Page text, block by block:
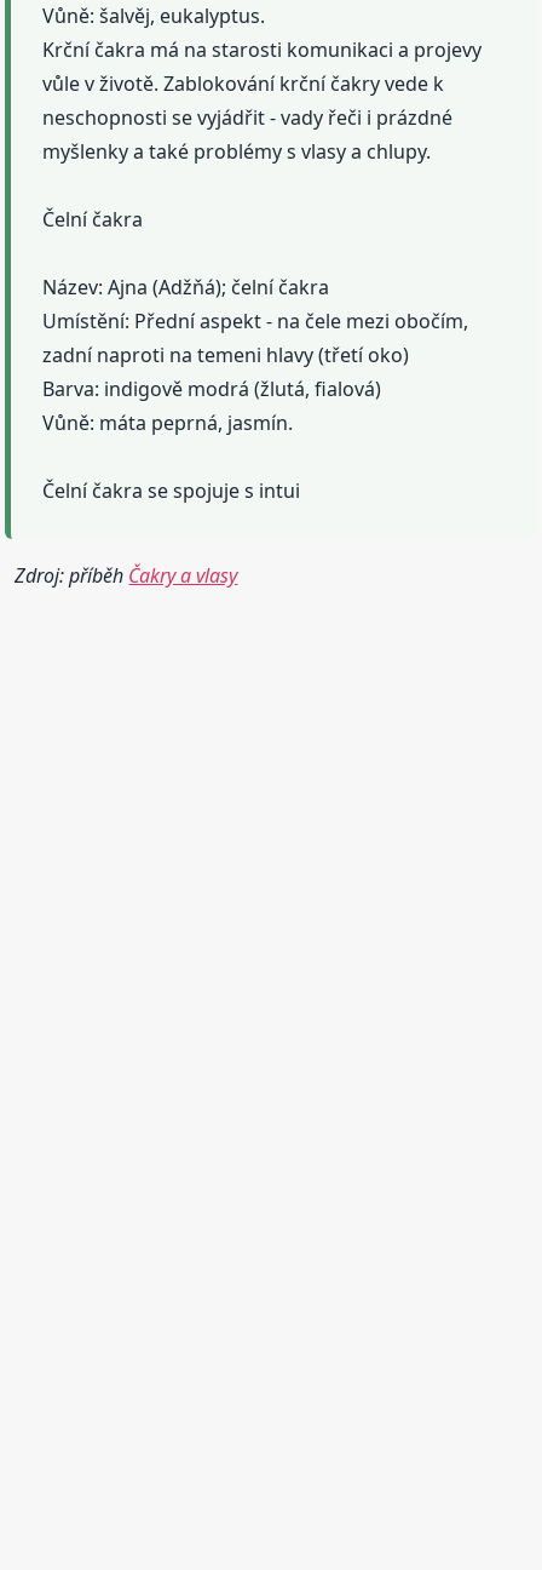
Vůně: šalvěj, eukalyptus.
Krční čakra má na starosti komunikaci a projevy
vůle v životě. Zablokování krční čakry vede k
neschopnosti se vyjádřit - vady řeči i prázdné
myšlenky a také problémy s vlasy a chlupy.
Čelní čakra
Název: Ajna (Adžňá); čelní čakra
Umístění: Přední aspekt - na čele mezi obočím,
zadní naproti na temeni hlavy (třetí oko)
Barva: indigově modrá (žlutá, fialová)
Vůně: máta peprná, jasmín.
Čelní čakra se spojuje s intui
Zdroj: příběh Čakry a vlasy